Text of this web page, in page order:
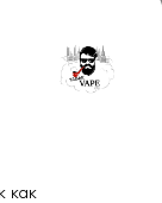
Красный
как